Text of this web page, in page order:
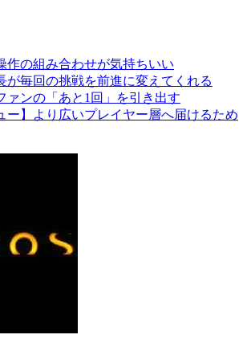
作の組み合わせが気持ちいい
が毎回の挑戦を前進に変えてくれる
ァンの「あと1回」を引き出す
ー】より広いプレイヤー層へ届けるため